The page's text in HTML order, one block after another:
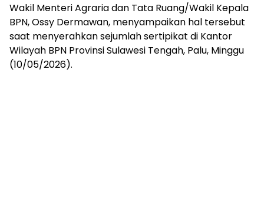
Wakil Menteri Agraria dan Tata Ruang/Wakil Kepala
BPN, Ossy Dermawan, menyampaikan hal tersebut
saat menyerahkan sejumlah sertipikat di Kantor
Wilayah BPN Provinsi Sulawesi Tengah, Palu, Minggu
(10/05/2026).